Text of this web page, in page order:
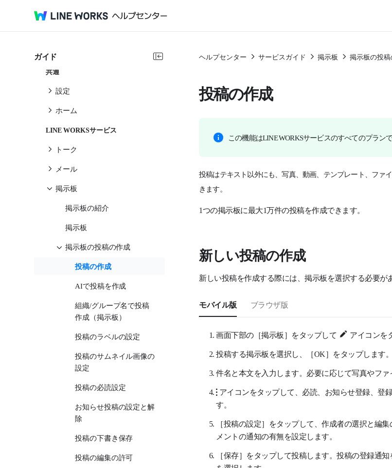
ガイド
はじめてガイド
管理者ガイド
サービスガイド
共通
設定
ホーム
LINE WORKSサービス
トーク
メール
掲示板
掲示板の紹介
掲示板
掲示板の投稿の作成
投稿の作成
AIで投稿を作成
組織/グループ名で投稿
作成（掲示板）
投稿のラベルの設定
投稿のサムネイル画像の
設定
投稿の必読設定
お知らせ投稿の設定と解
除
投稿の下書き保存
投稿の編集の許可
ヘルプセンター サービスガイド 掲示板 掲示板の投
投稿の作成
この機能はLINE WORKSサービスのすべてのプラン
投稿はテキスト以外にも、写真、動画、テンプレート、ファ
きます。
1つの掲示板に最大1万件の投稿を作成できます。
新しい投稿の作成
新しい投稿を作成する際には、掲示板を選択する必要が
モバイル版 ブラウザ版
画面下部の［掲示板］をタップして
アイコンを
投稿する掲示板を選択し、［OK］をタップします。
件名と本文を入力します。必要に応じて写真やファ
アイコンをタップして、必読、お知らせ登録、登
す。
［投稿の設定］をタップして、作成者の選択と編
メントの通知の有無を設定します。
［保存］をタップして投稿します。投稿の登録通